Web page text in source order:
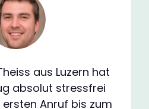
aus Luzern hat
absolut stressfrei
Anruf bis zum